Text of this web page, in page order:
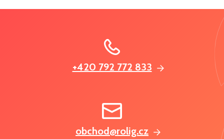
+420 792 772 833
obchod@rolig.cz